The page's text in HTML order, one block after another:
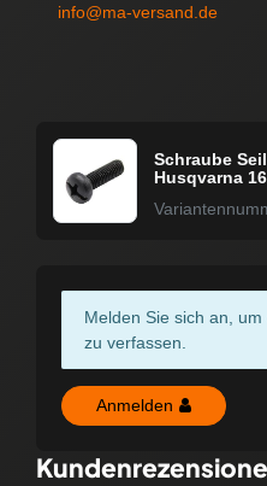
info@ma-versand.de
Schraube
Husqvarna
Melden Sie sich an,
zu verfassen.
Anmelden